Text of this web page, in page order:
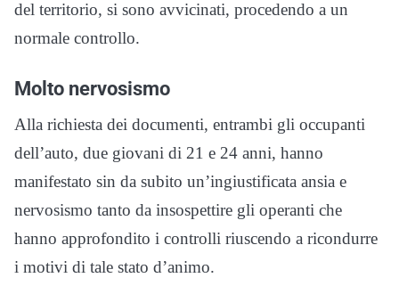
del territorio, si sono avvicinati, procedendo a un
normale controllo.
Molto nervosismo
Alla richiesta dei documenti, entrambi gli occupanti
dell’auto, due giovani di 21 e 24 anni, hanno
manifestato sin da subito un’ingiustificata ansia e
nervosismo tanto da insospettire gli operanti che
hanno approfondito i controlli riuscendo a ricondurre
i motivi di tale stato d’animo.